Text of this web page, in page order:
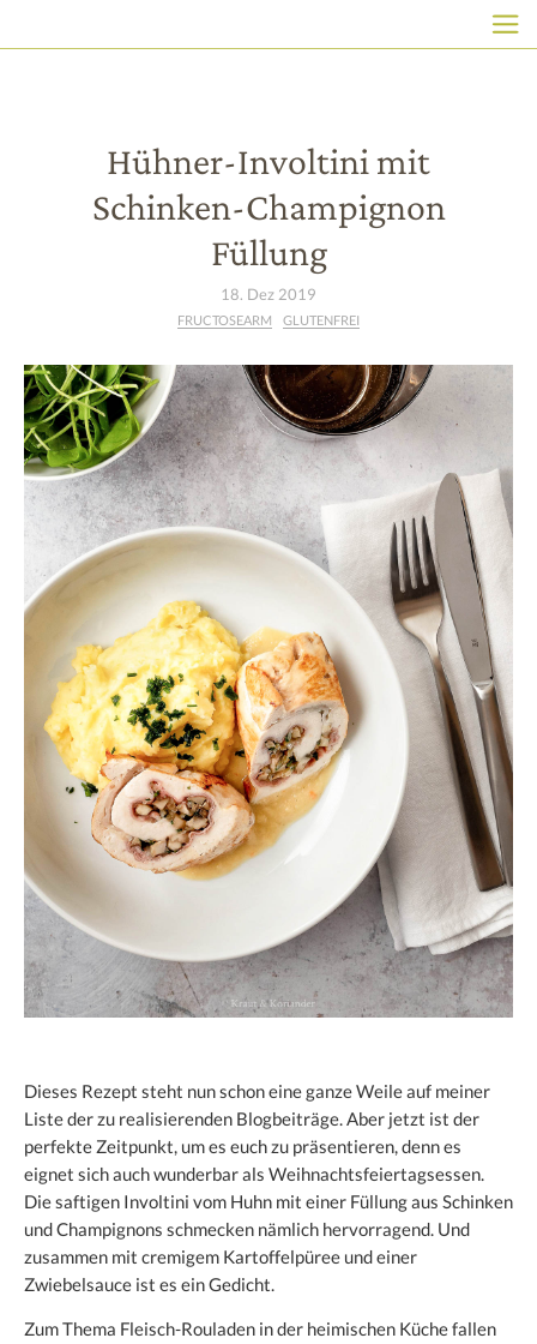
HAUPTNAVIGATION
Hühner-Involtini mit
Schinken-Champignon
Füllung
18. Dez 2019
FRUCTOSEARM GLUTENFREI
Dieses Rezept steht nun schon eine ganze Weile auf meiner
Liste der zu realisierenden Blogbeiträge. Aber jetzt ist der
perfekte Zeitpunkt, um es euch zu präsentieren, denn es
eignet sich auch wunderbar als Weihnachtsfeiertagsessen.
Die saftigen Involtini vom Huhn mit einer Füllung aus Schinken
und Champignons schmecken nämlich hervorragend. Und
zusammen mit cremigem Kartoffelpüree und einer
Zwiebelsauce ist es ein Gedicht.
Zum Thema Fleisch-Rouladen in der heimischen Küche fallen